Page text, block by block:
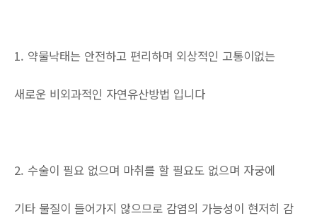
1. 약물낙태는 안전하고 편리하며 외상적인 고통이없는
새로운 비외과적인 자연유산방법 입니다
2. 수술이 필요 없으며 마취를 할 필요도 없으며 자궁에
기타 물질이 들어가지 않으므로 감염의 가능성이 현저히 감